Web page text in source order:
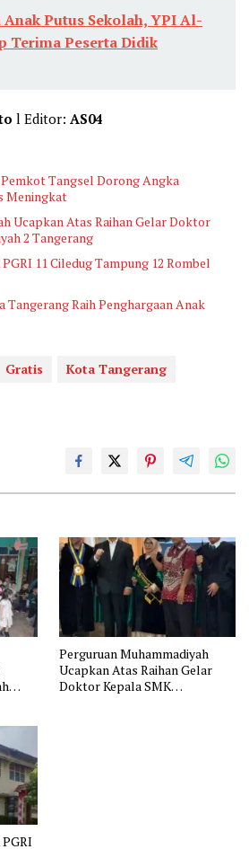
Anak Putus Sekolah, YPI Al-
Terima Peserta Didik
l Editor: AS04
Tangsel Dorong Angka
Meningkat
Ucapkan Atas Raihan Gelar Doktor
2 Tangerang
11 Ciledug Tampung 12 Rombel
Tangerang Raih Penghargaan Anak
Gratis
Kota Tangerang
Perguruan Muhammadiyah
Ucapkan Atas Raihan Gelar
Doktor Kepala SMK